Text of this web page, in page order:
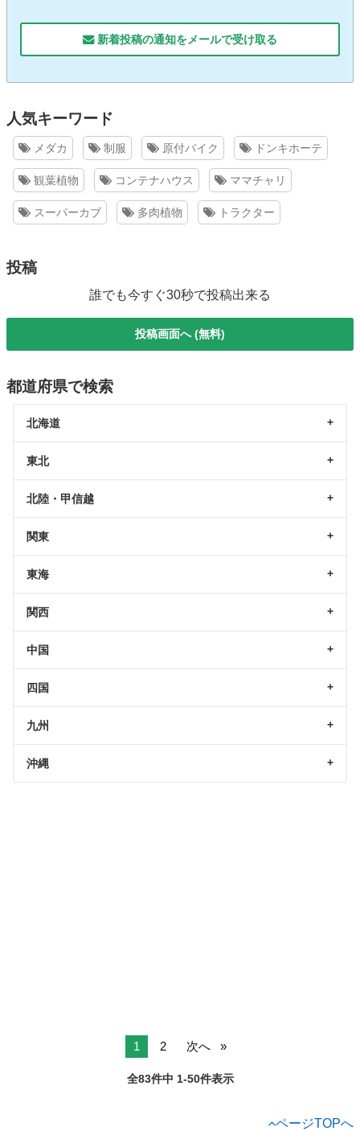
新着投稿の通知をメールで受け取る
人気キーワード
メダカ 制服 原付バイク ドンキホーテ
観葉植物 コンテナハウス ママチャリ
スーパーカブ 多肉植物 トラクター
投稿
誰でも今すぐ30秒で投稿出来る
投稿画面へ (無料)
都道府県で検索
北海道
東北
北陸・甲信越
関東
東海
関西
中国
四国
九州
沖縄
1 2 次へ
全83件中 1-50件表示
ページTOPへ